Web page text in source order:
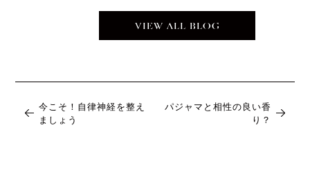
VIEW ALL BLOG
今こそ！自律神経を整え
ましょう
パジャマと相性の良い香
り？